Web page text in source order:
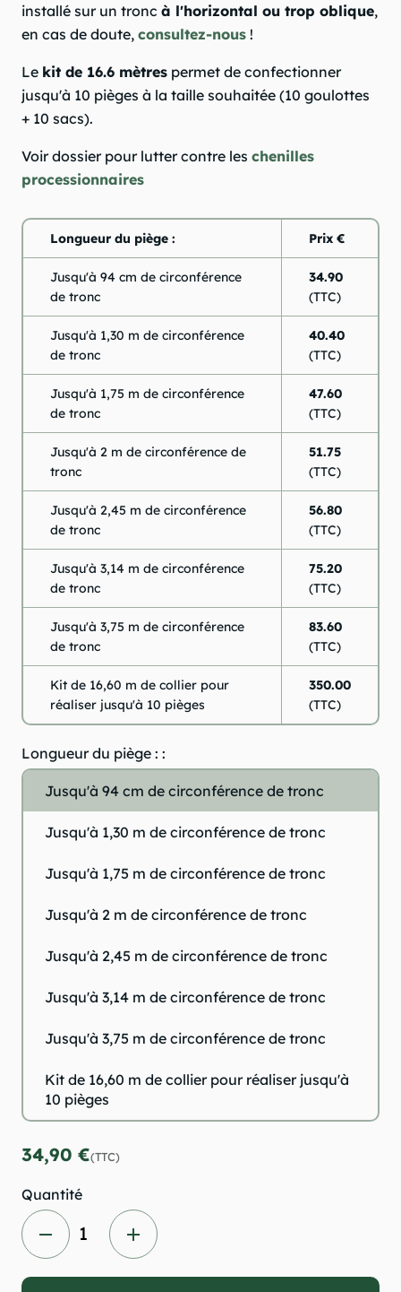
installé sur un tronc à l'horizontal ou trop oblique,
en cas de doute, consultez-nous !
Le kit de 16.6 mètres permet de confectionner
jusqu'à 10 pièges à la taille souhaitée (10 goulottes
+ 10 sacs).
Voir dossier pour lutter contre les chenilles
processionnaires
Longueur du piège : Prix €
Jusqu'à 94 cm de circonférence
de tronc
34.90
(TTC)
Jusqu'à 1,30 m de circonférence
de tronc
40.40
(TTC)
Jusqu'à 1,75 m de circonférence
de tronc
47.60
(TTC)
Jusqu'à 2 m de circonférence de
tronc
51.75
(TTC)
Jusqu'à 2,45 m de circonférence
de tronc
56.80
(TTC)
Jusqu'à 3,14 m de circonférence
de tronc
75.20
(TTC)
Jusqu'à 3,75 m de circonférence
de tronc
83.60
(TTC)
Kit de 16,60 m de collier pour
réaliser jusqu'à 10 pièges
350.00
(TTC)
Longueur du piège : :
Jusqu'à 94 cm de circonférence de tronc
Jusqu'à 1,30 m de circonférence de tronc
Jusqu'à 1,75 m de circonférence de tronc
Jusqu'à 2 m de circonférence de tronc
Jusqu'à 2,45 m de circonférence de tronc
Jusqu'à 3,14 m de circonférence de tronc
Jusqu'à 3,75 m de circonférence de tronc
Kit de 16,60 m de collier pour réaliser jusqu'à
10 pièges
34,90 €(TTC)
Quantité
remove add